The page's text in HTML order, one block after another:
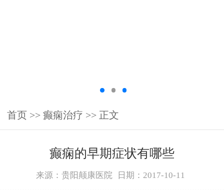
首页 >> 癫痫治疗 >> 正文
癫痫的早期症状有哪些
来源：贵阳颠康医院 日期：2017-10-11